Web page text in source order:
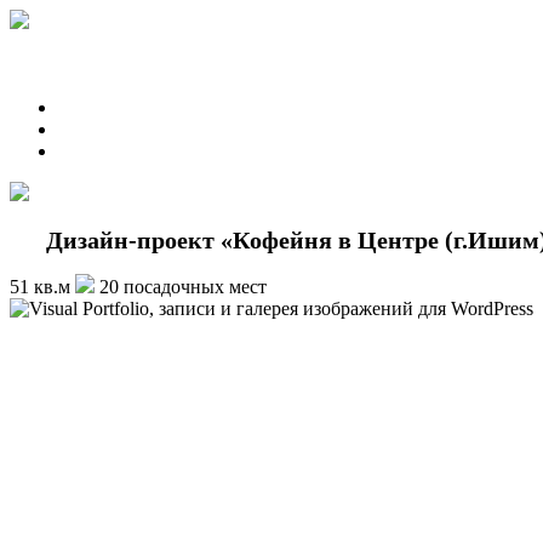
Дизайн-проект «Кофейня в Центре
51 кв.м 20 посадочных мест